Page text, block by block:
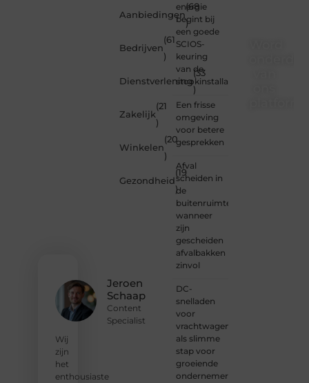
Jeroen
Schaap
Content
Specialist
Wij
zijn
het
enthousiaste
Aanbiedingen
(68
)
Bedrijven
(61
)
Dienstverlening
(33
)
Zakelijk
(21
)
Winkelen
(20
)
Gezondheid
(19
)
energie
begint bij
een goede
SCIOS-
keuring
van de
stookinstallatie
Een frisse
omgeving
voor betere
gesprekken
Afval
scheiden in
de
buitenruimte:
wanneer
zijn
gescheiden
afvalbakken
zinvol
DC-
snelladen
voor
vrachtwagens
als slimme
stap voor
groeiende
ondernemers